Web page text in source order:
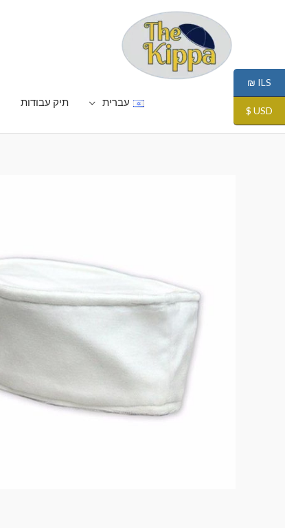
עברית תיק עבודות
ILS ₪
USD $